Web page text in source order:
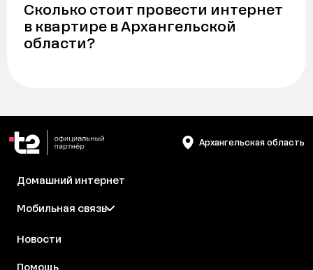
Сколько стоит провести интернет
в квартире в Архангельской
области?
Архангельская область
Домашний интернет
Мобильная связь
Новости
Помощь